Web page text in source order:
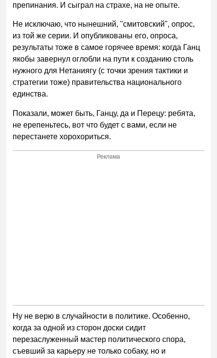
препинания. И сыграл на страхе, на не опыте.
Не исключаю, что нынешний, "смитовский", опрос,
из той же серии. И опубликованы его, опроса,
результаты тоже в самое горячее время: когда Ганц
якобы завернул оглобли на пути к созданию столь
нужного для Нетаниягу (с точки зрения тактики и
стратегии тоже) правительства национального
единства.
Показали, может быть, Ганцу, да и Перецу: ребята,
не ерепеньтесь, вот что будет с вами, если не
перестанете хорохориться.
Реклама
Ну не верю в случайности в политике. Особенно,
когда за одной из сторон доски сидит
перезаслуженный мастер политического спора,
съевший за карьеру не только собаку, но и